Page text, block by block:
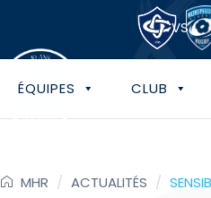
VS
ÉQUIPES CLUB
MHR / ACTUALITÉS /